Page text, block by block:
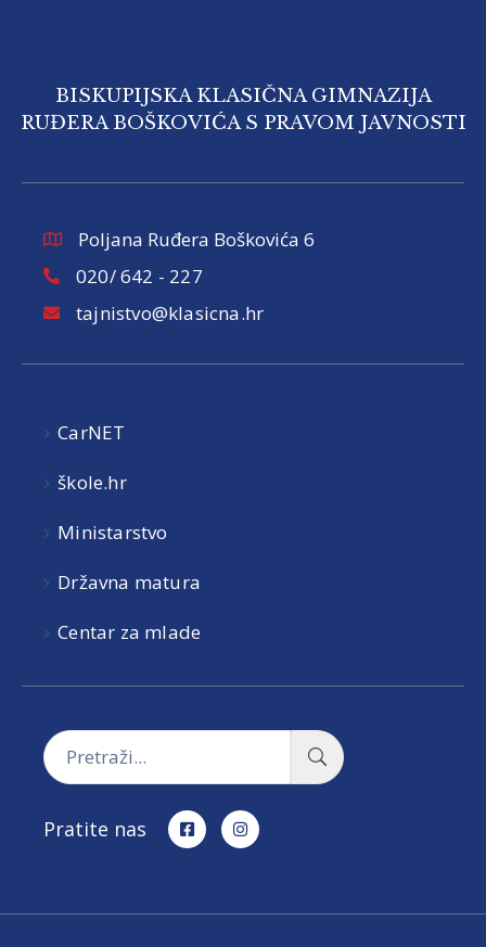
BISKUPIJSKA KLASIČNA GIMNAZIJA
RUĐERA BOŠKOVIĆA S PRAVOM JAVNOSTI
Poljana Ruđera Boškovića 6
020/ 642 - 227
tajnistvo@klasicna.hr
CarNET
škole.hr
Ministarstvo
Državna matura
Centar za mlade
Pratite nas